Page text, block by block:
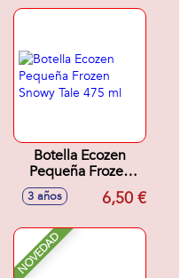
Botella Ecozen
Pequeña Frozen
Snowy Tale 475 ml
3 años 6,50 €
NOVEDAD